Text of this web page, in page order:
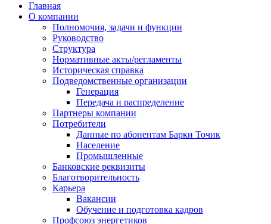
Главная
О компании
Полномочия, задачи и функции
Руководство
Структура
Нормативные акты/регламенты
Историческая справка
Подведомственные организации
Генерация
Передача и распределение
Партнеры компании
Потребители
Данные по абонентам Барки Точик
Население
Промышленные
Банковские реквизиты
Благотворительность
Карьера
Вакансии
Обучение и подготовка кадров
Профсоюз энергетиков